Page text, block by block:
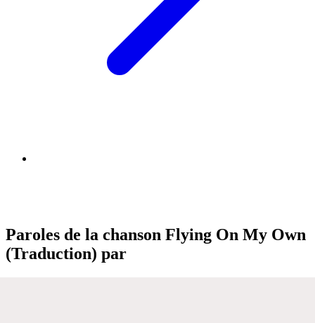
Paroles de la chanson Flying On My Own
(Traduction) par